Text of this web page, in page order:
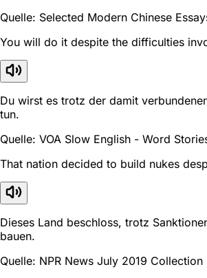
Quelle: Selected Modern Chinese
You will do it despite the difficulties
Du wirst es trotz der damit
tun.
Quelle: VOA Slow English - Word
That nation decided to build nukes
Dieses Land beschloss, trotz
bauen.
Quelle: NPR News July 2019 Collection